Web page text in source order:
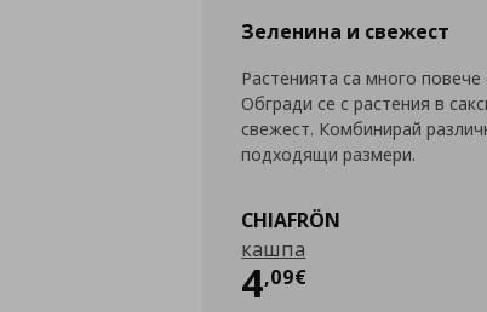
Зеленина и свежест
Растенията са много
Обгради се с растения в
свежест. Комбинирай
подходящи размери.
CHIAFRÖN
кашпа
4,09€
Цена